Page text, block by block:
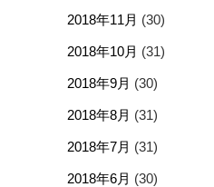
2018年11月 (30)
2018年10月 (31)
2018年9月 (30)
2018年8月 (31)
2018年7月 (31)
2018年6月 (30)